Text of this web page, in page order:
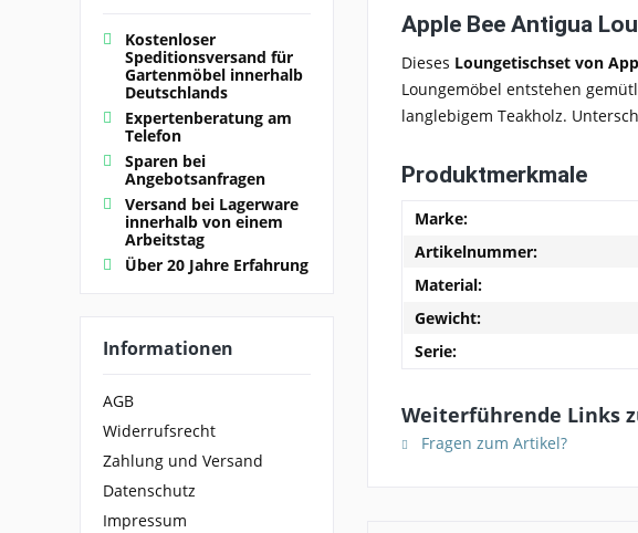
Kostenloser
Speditionsversand für
Gartenmöbel innerhalb
Deutschlands
Expertenberatung am
Telefon
Sparen bei
Angebotsanfragen
Versand bei Lagerware
innerhalb von einem
Arbeitstag
Über 20 Jahre Erfahrung
Informationen
AGB
Widerrufsrecht
Zahlung und Versand
Datenschutz
Impressum
Apple Bee Antigua
Dieses Loungetischset von
Loungemöbel entstehen
langlebigem Teakholz.
Produktmerkmale
Marke:
Artikelnummer:
Material:
Gewicht:
Serie:
Weiterführende Links
Fragen zum Artikel?